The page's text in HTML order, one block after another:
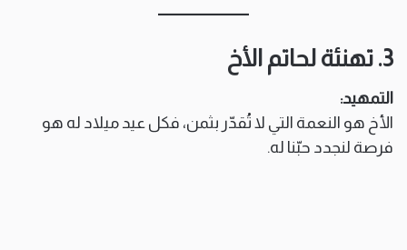
3. تهنئة لحاتم الأخ
التمهيد:
الأخ هو النعمة التي لا تُقدّر بثمن، فكل عيد ميلاد له هو
فرصة لنجدد حبّنا له.